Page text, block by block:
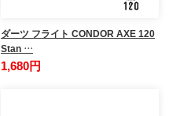
ダーツ フライト CONDOR AXE 120
Stan …
1,680円